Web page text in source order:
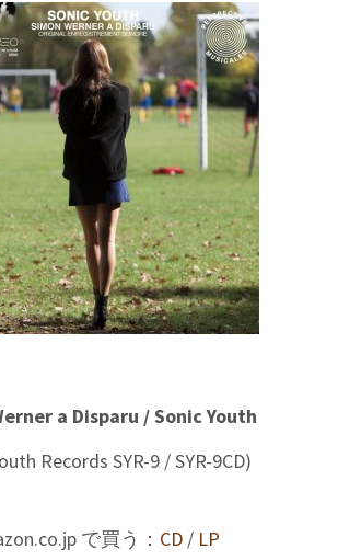
a Disparu / Sonic Youth
Records SYR-9 / SYR-9CD)
で買う： CD/ LP